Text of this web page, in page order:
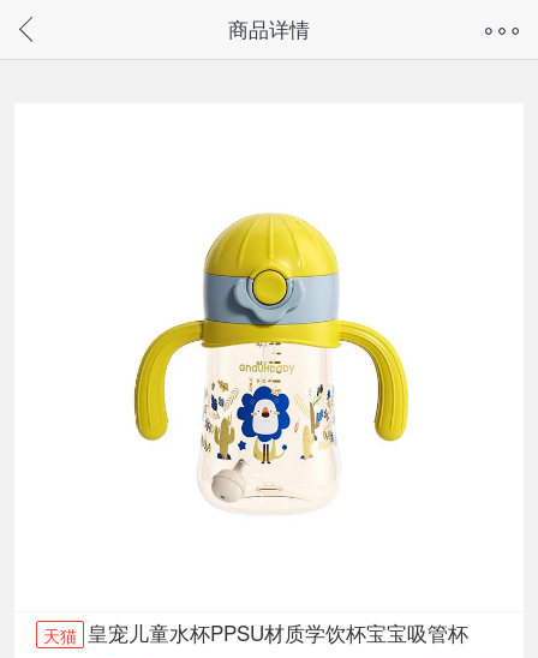
请通过微信或支付宝搜“奇兔客小程序”访问
商品详情
天猫 皇宠儿童水杯PPSU材质学饮杯宝宝吸管杯